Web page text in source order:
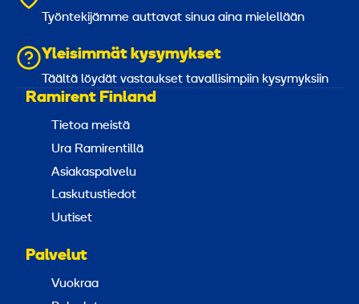
Työntekijämme auttavat sinua aina mielellään
Yleisimmät kysymykset
Täältä löydät vastaukset tavallisimpiin kysymyksiin
Ramirent Finland
Tietoa meistä
Ura Ramirentillä
Asiakaspalvelu
Laskutustiedot
Uutiset
Palvelut
Vuokraa